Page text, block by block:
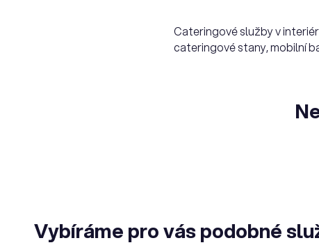
Cateringové služby v
cateringové stany, mobilní
Vybíráme pro vás podobné